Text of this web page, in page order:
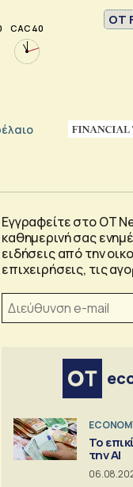
CAC 40
OT
Εγγραφείτε στο OT
καθημερινή σας
ειδήσεις από την
επιχειρήσεις, τις
Το
την ΑΙ